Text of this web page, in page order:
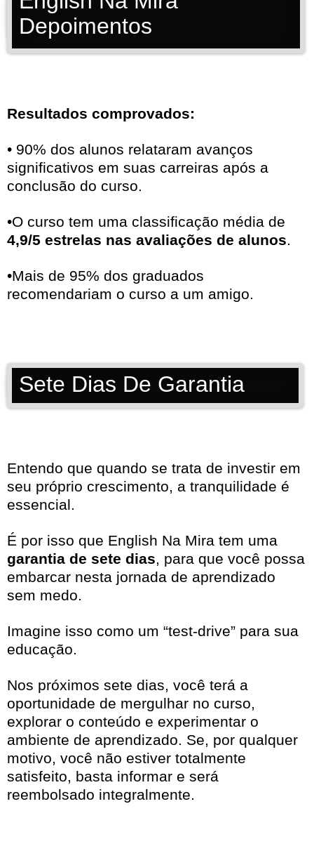
Depoimentos
Resultados comprovados:
• 90% dos alunos relataram avanços
significativos em suas carreiras após a
conclusão do curso.
•O curso tem uma classificação média de
4,9/5 estrelas nas avaliações de alunos.
•Mais de 95% dos graduados
recomendariam o curso a um amigo.
Sete Dias De Garantia
Entendo que quando se trata de investir em
seu próprio crescimento, a tranquilidade é
essencial.
É por isso que English Na Mira tem uma
garantia de sete dias, para que você possa
embarcar nesta jornada de aprendizado
sem medo.
Imagine isso como um “test-drive” para sua
educação.
Nos próximos sete dias, você terá a
oportunidade de mergulhar no curso,
explorar o conteúdo e experimentar o
ambiente de aprendizado. Se, por qualquer
motivo, você não estiver totalmente
satisfeito, basta informar e será
reembolsado integralmente.